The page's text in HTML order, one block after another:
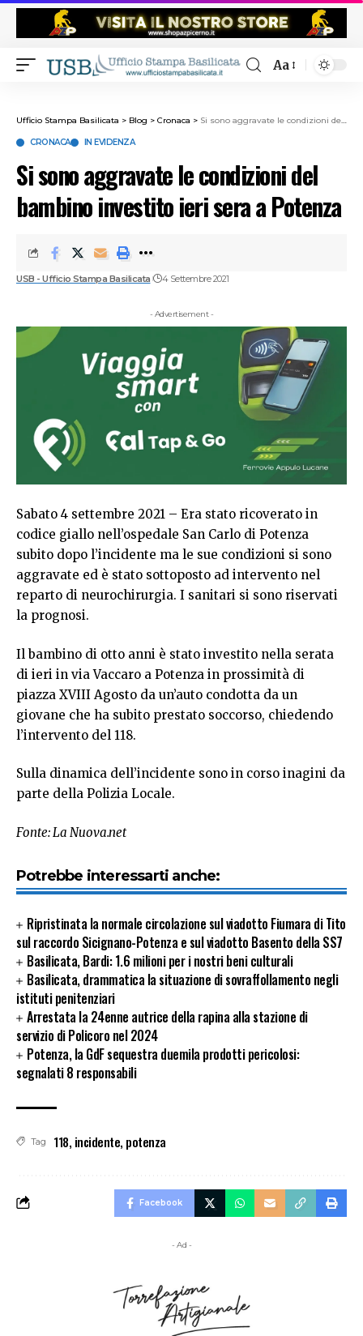
Aa
Ufficio Stampa Basilicata > Blog > Cronaca > Si sono aggravate le condizioni del bambino investito ieri sera a Potenza
CRONACA IN EVIDENZA
Si sono aggravate le condizioni del
bambino investito ieri sera a Potenza
USB - Ufficio Stampa Basilicata 4 Settembre 2021
- Advertisement -
Sabato 4 settembre 2021 – Era stato ricoverato in
codice giallo nell’ospedale San Carlo di Potenza
subito dopo l’incidente ma le sue condizioni si sono
aggravate ed è stato sottoposto ad intervento nel
reparto di neurochirurgia. I sanitari si sono riservati
la prognosi.
Il bambino di otto anni è stato investito nella serata
di ieri in via Vaccaro a Potenza in prossimità di
piazza XVIII Agosto da un’auto condotta da un
giovane che ha subito prestato soccorso, chiedendo
l’intervento del 118.
Sulla dinamica dell’incidente sono in corso inagini da
parte della Polizia Locale.
Fonte: La Nuova.net
Potrebbe interessarti anche:
Ripristinata la normale circolazione sul viadotto Fiumara di Tito
sul raccordo Sicignano-Potenza e sul viadotto Basento della SS7
Basilicata, Bardi: 1.6 milioni per i nostri beni culturali
Basilicata, drammatica la situazione di sovraffollamento negli
istituti penitenziari
Arrestata la 24enne autrice della rapina alla stazione di
servizio di Policoro nel 2024
Potenza, la GdF sequestra duemila prodotti pericolosi:
segnalati 8 responsabili
Tag 118, incidente, potenza
Facebook
- Ad -